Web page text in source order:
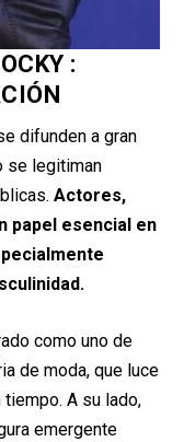
:
difunden a gran
se legitiman
Actores,
papel esencial en
como uno de
de moda, que luce
A su lado,
emergente